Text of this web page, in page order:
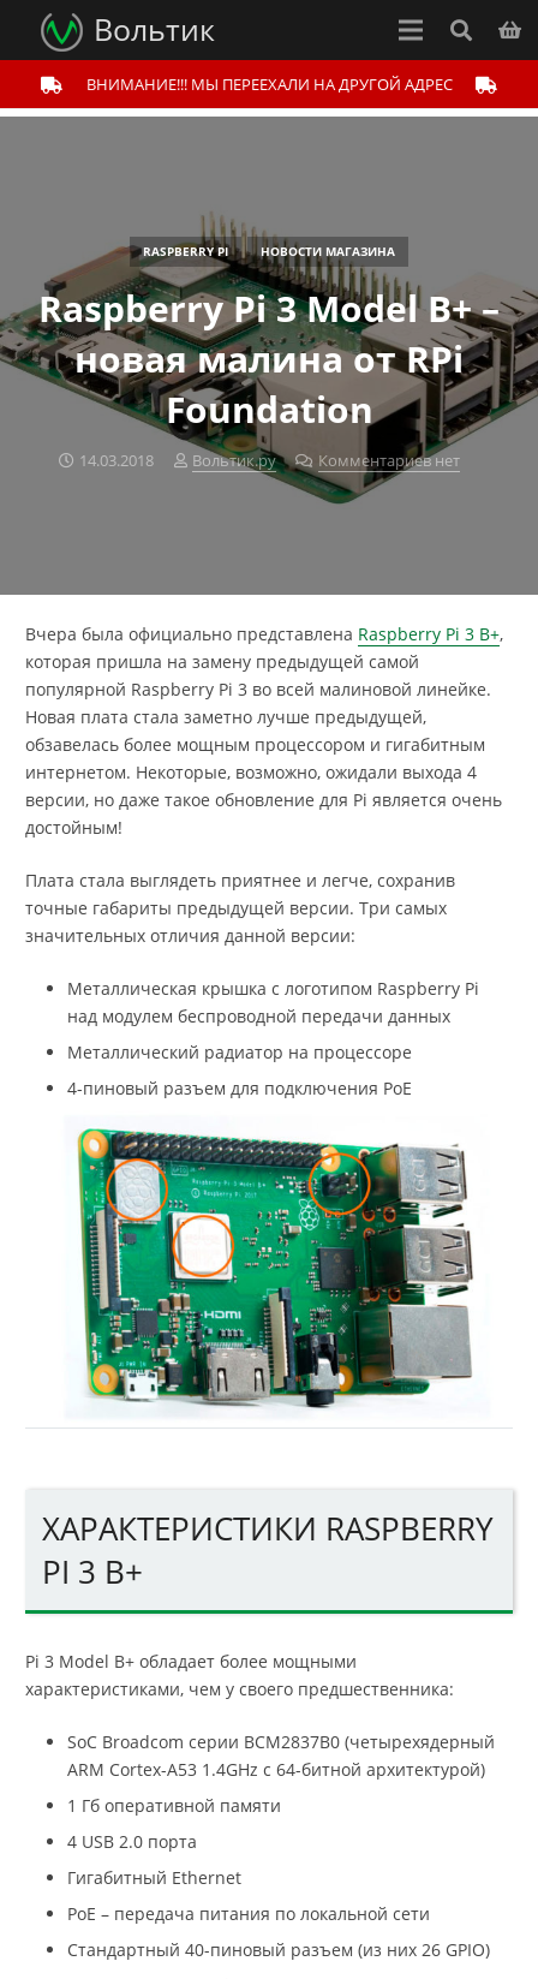
Вольтик
ВНИМАНИЕ!!! МЫ ПЕРЕЕХАЛИ НА ДРУГОЙ АДРЕС
Raspberry Pi 3 Model B+ –
новая малина от RPi
Foundation
14.03.2018 Вольтик.ру
RASPBERRY PI НОВОСТИ МАГАЗИНА
Комментариев нет
Вчера была официально представлена Raspberry Pi 3 B+,
которая пришла на замену предыдущей самой
популярной Raspberry Pi 3 во всей малиновой линейке.
Новая плата стала заметно лучше предыдущей,
обзавелась более мощным процессором и гигабитным
интернетом. Некоторые, возможно, ожидали выхода 4
версии, но даже такое обновление для Pi является очень
достойным!
Плата стала выглядеть приятнее и легче, сохранив
точные габариты предыдущей версии. Три самых
значительных отличия данной версии:
Металлическая крышка с логотипом Raspberry Pi
над модулем беспроводной передачи данных
Металлический радиатор на процессоре
4-пиновый разъем для подключения PoE
ХАРАКТЕРИСТИКИ RASPBERRY
PI 3 B+
Pi 3 Model B+ обладает более мощными
характеристиками, чем у своего предшественника:
SoC Broadcom серии BCM2837B0 (четырехядерный
ARM Cortex-A53 1.4GHz с 64-битной архитектурой)
1 Гб оперативной памяти
4 USB 2.0 порта
Гигабитный Ethernet
PoE – передача питания по локальной сети
Стандартный 40-пиновый разъем (из них 26 GPIO)